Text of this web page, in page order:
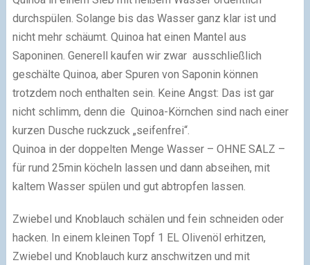
durchspülen. Solange bis das Wasser ganz klar ist und
nicht mehr schäumt. Quinoa hat einen Mantel aus
Saponinen. Generell kaufen wir zwar ausschließlich
geschälte Quinoa, aber Spuren von Saponin können
trotzdem noch enthalten sein. Keine Angst: Das ist gar
nicht schlimm, denn die Quinoa-Körnchen sind nach einer
kurzen Dusche ruckzuck „seifenfrei“.
Quinoa in der doppelten Menge Wasser – OHNE SALZ –
für rund 25min köcheln lassen und dann abseihen, mit
kaltem Wasser spülen und gut abtropfen lassen.
Zwiebel und Knoblauch schälen und fein schneiden oder
hacken. In einem kleinen Topf 1 EL Olivenöl erhitzen,
Zwiebel und Knoblauch kurz anschwitzen und mit